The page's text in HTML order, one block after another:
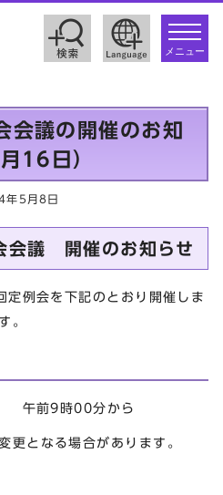
toggle
メニュー
会議の開催のお知
16日）
年5月8日
会議 開催のお知らせ
例会を下記のとおり開催しま
。
午前9時00分から
更となる場合があります。